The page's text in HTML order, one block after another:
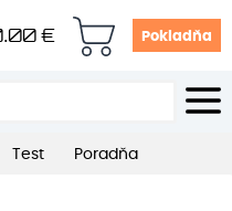
€ Pokladňa
Test Poradňa